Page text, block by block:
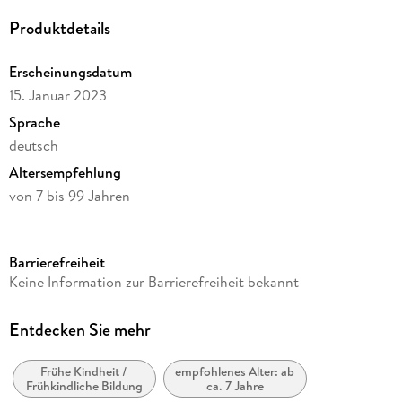
Produktdetails
Erscheinungsdatum
15. Januar 2023
Sprache
deutsch
Altersempfehlung
von 7 bis 99 Jahren
Verlag/Hersteller
Produktart
Gewicht
386 g
Barrierefreiheit
Keine Information zur Barrierefreiheit bekannt
Entdecken Sie mehr
Frühe Kindheit /
Frühkindliche Bildung
empfohlenes Alter: ab
ca. 7 Jahre